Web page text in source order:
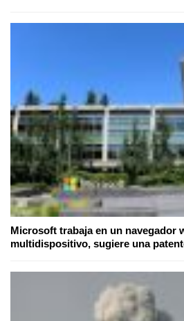
Microsoft trabaja en un navegador
multidispositivo, sugiere una